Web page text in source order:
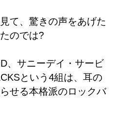
て、驚きの声をあげた
のでは?
、サニーデイ・サービ
という4組は、耳の
せる本格派のロックバ